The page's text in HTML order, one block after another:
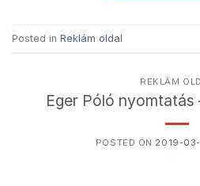
Posted in Reklám oldal
REKLÁM
Eger Póló
POSTED ON 2019-